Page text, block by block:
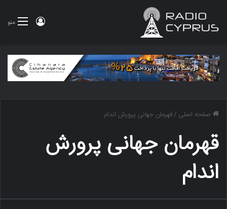
منو ورود
صفحه اصلی /قهرمان جهانی پرورش اندام
قهرمان جهانی پرورش
اندام